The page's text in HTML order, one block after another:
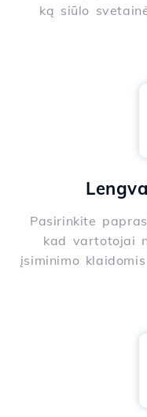
ką siūlo
Pasirinkite
kad vartotojai
įsiminimo